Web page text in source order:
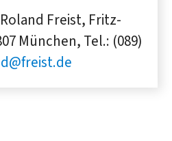
Freist, Fritz-
München, Tel.: (089)